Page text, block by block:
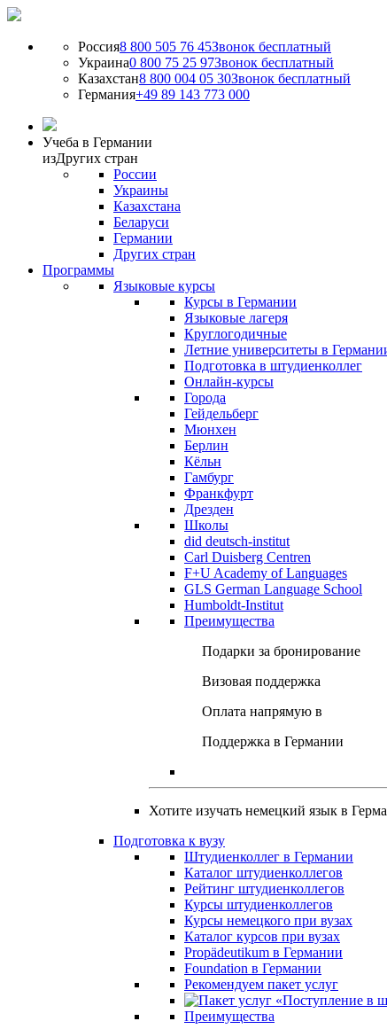
Россия8 800 505 76 45Звонок бесплатный
Украина0 800 75 25 97Звонок бесплатный
Казахстан8 800 004 05 30Звонок бесплатный
Германия+49 89 143 773 000
Учеба в Германии
изДругих стран
России
Украины
Казахстана
Беларуси
Германии
Других стран
Программы
Языковые курсы
Курсы в Германии
Языковые лагеря
Круглогодичные
Летние университеты в
Подготовка в штудиенколлег
Онлайн-курсы
Города
Гейдельберг
Мюнхен
Берлин
Кёльн
Гамбург
Франкфурт
Дрезден
Школы
did deutsch-institut
Carl Duisberg Centren
F+U Academy of Languages
GLS German Language School
Humboldt-Institut
Преимущества
Подарки за бронирование
Визовая поддержка
Оплата напрямую в
Поддержка в Германии
Хотите изучать немецкий язык в
Подготовка к вузу
Штудиенколлег в Германии
Каталог штудиенколлегов
Рейтинг штудиенколлегов
Курсы штудиенколлегов
Курсы немецкого при вузах
Каталог курсов при вузах
Propädeutikum в Германии
Foundation в Германии
Рекомендуем пакет услуг
Преимущества